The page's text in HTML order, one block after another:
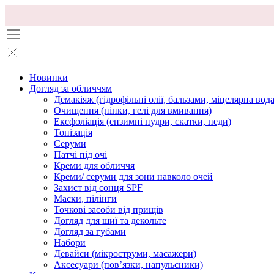
Новинки
Догляд за обличчям
Демакіяж (гідрофільні олії, бальзами, міцелярна
Очищення (пінки, гелі для вмивання)
Ексфоліація (ензимні пудри, скатки, педи)
Тонізація
Серуми
Патчі під очі
Креми для обличчя
Креми/ серуми для зони навколо очей
Захист від сонця SPF
Маски, пілінги
Точкові засоби від прищів
Догляд для шиї та декольте
Догляд за губами
Набори
Девайси (мікроструми, масажери)
Аксесуари (повʼязки, напульсники)